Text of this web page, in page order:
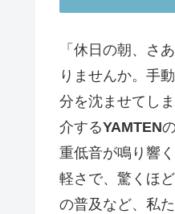
「休日の朝、さ
りませんか。手
分を沈ませてし
介するYAMTEN
重低音が鳴り響
軽さで、驚くほ
の普及など、私